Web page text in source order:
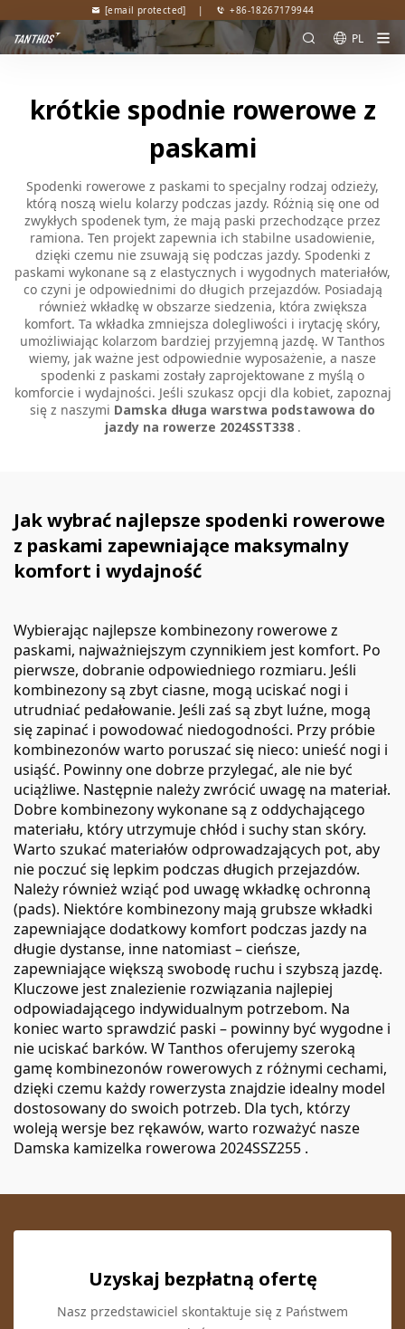
[email protected] | +86-18267179944
PL
krótkie spodnie rowerowe z
paskami
Spodenki rowerowe z paskami to specjalny rodzaj odzieży,
którą noszą wielu kolarzy podczas jazdy. Różnią się one od
zwykłych spodenek tym, że mają paski przechodzące przez
ramiona. Ten projekt zapewnia ich stabilne usadowienie,
dzięki czemu nie zsuwają się podczas jazdy. Spodenki z
paskami wykonane są z elastycznych i wygodnych materiałów,
co czyni je odpowiednimi do długich przejazdów. Posiadają
również wkładkę w obszarze siedzenia, która zwiększa
komfort. Ta wkładka zmniejsza dolegliwości i irytację skóry,
umożliwiając kolarzom bardziej przyjemną jazdę. W Tanthos
wiemy, jak ważne jest odpowiednie wyposażenie, a nasze
spodenki z paskami zostały zaprojektowane z myślą o
komforcie i wydajności. Jeśli szukasz opcji dla kobiet, zapoznaj
się z naszymi Damska długa warstwa podstawowa do
jazdy na rowerze 2024SST338 .
Jak wybrać najlepsze spodenki rowerowe
z paskami zapewniające maksymalny
komfort i wydajność
Wybierając najlepsze kombinezony rowerowe z
paskami, najważniejszym czynnikiem jest komfort. Po
pierwsze, dobranie odpowiedniego rozmiaru. Jeśli
kombinezony są zbyt ciasne, mogą uciskać nogi i
utrudniać pedałowanie. Jeśli zaś są zbyt luźne, mogą
się zapinać i powodować niedogodności. Przy próbie
kombinezonów warto poruszać się nieco: unieść nogi i
usiąść. Powinny one dobrze przylegać, ale nie być
uciążliwe. Następnie należy zwrócić uwagę na materiał.
Dobre kombinezony wykonane są z oddychającego
materiału, który utrzymuje chłód i suchy stan skóry.
Warto szukać materiałów odprowadzających pot, aby
nie poczuć się lepkim podczas długich przejazdów.
Należy również wziąć pod uwagę wkładkę ochronną
(pads). Niektóre kombinezony mają grubsze wkładki
zapewniające dodatkowy komfort podczas jazdy na
długie dystanse, inne natomiast – cieńsze,
zapewniające większą swobodę ruchu i szybszą jazdę.
Kluczowe jest znalezienie rozwiązania najlepiej
odpowiadającego indywidualnym potrzebom. Na
koniec warto sprawdzić paski – powinny być wygodne i
nie uciskać barków. W Tanthos oferujemy szeroką
gamę kombinezonów rowerowych z różnymi cechami,
dzięki czemu każdy rowerzysta znajdzie idealny model
dostosowany do swoich potrzeb. Dla tych, którzy
woleją wersje bez rękawów, warto rozważyć nasze
Damska kamizelka rowerowa 2024SSZ255 .
Uzyskaj bezpłatną ofertę
Nasz przedstawiciel skontaktuje się z Państwem